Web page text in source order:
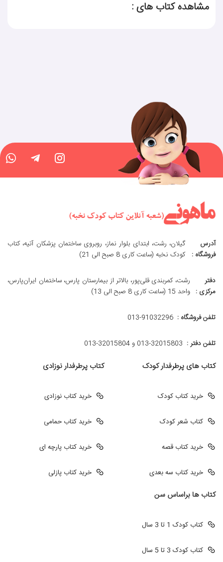
مشاهده کتاب های :
آدرس
فروشگاه :
گیلان، رشت، ابتدای بلوار نماز، روبروی ساختمان پزشکان آتیه، کتاب
کودک نخبه (ساعت کاری 8 صبح الی 21)
دفتر
مرکزی :
رشت، کمربندی قلی‌پور، بالاتر از بیمارستان پارس، ساختمان ایران‌پارس،
واحد 15 (ساعت کاری 8 صبح الی 13)
تلفن فروشگاه : 013-91032296
تلفن دفتر : 013-32015803 و 32015804-013
کتاب های پرطرفدار کودک
خرید کتاب کودک
کتاب شعر کودک
خرید کتاب قصه
خرید کتاب سه بعدی
کتاب پرطرفدار نوزادی
خرید کتاب نوزادی
خرید کتاب حمامی
خرید کتاب پارچه ای
خرید کتاب پازلی
کتاب ها براساس سن
کتاب کودک 1 تا 3 سال
کتاب کودک 3 تا 5 سال